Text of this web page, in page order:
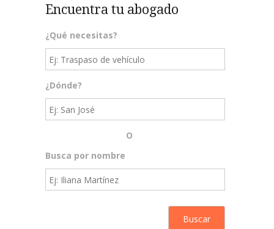
Encuentra tu abogado
¿Qué necesitas?
¿Dónde?
O
Busca por nombre